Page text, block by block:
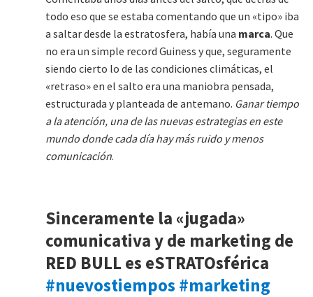
todo eso que se estaba comentando que un «tipo» iba
a saltar desde la estratosfera, había una marca. Que
no era un simple record Guiness y que, seguramente
siendo cierto lo de las condiciones climáticas, el
«retraso» en el salto era una maniobra pensada,
estructurada y planteada de antemano. Ganar tiempo
a la atención, una de las nuevas estrategias en este
mundo donde cada día hay más ruido y menos
comunicación.
Sinceramente la «jugada»
comunicativa y de marketing de
RED BULL es eSTRATOsférica
#nuevostiempos #marketing